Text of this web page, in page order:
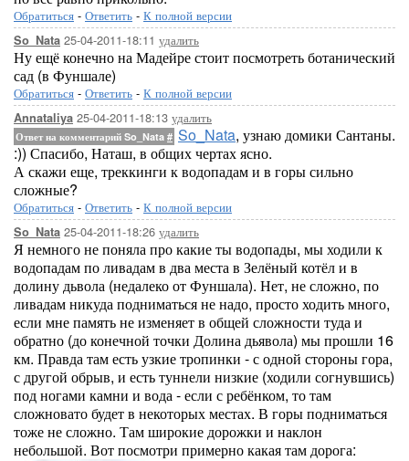
Обратиться - Ответить - К полной версии
So_Nata 25-04-2011-18:11 удалить
Ну ещё конечно на Мадейре стоит посмотреть ботанический
сад (в Фуншале)
Обратиться - Ответить - К полной версии
Annataliya 25-04-2011-18:13 удалить
Ответ на комментарий So_Nata # So_Nata, узнаю домики Сантаны.
:)) Спасибо, Наташ, в общих чертах ясно.
А скажи еще, треккинги к водопадам и в горы сильно
сложные?
Обратиться - Ответить - К полной версии
So_Nata 25-04-2011-18:26 удалить
Я немного не поняла про какие ты водопады, мы ходили к
водопадам по ливадам в два места в Зелёный котёл и в
долину дьвола (недалеко от Фуншала). Нет, не сложно, по
ливадам никуда подниматься не надо, просто ходить много,
если мне память не изменяет в общей сложности туда и
обратно (до конечной точки Долина дьявола) мы прошли 16
км. Правда там есть узкие тропинки - с одной стороны гора,
с другой обрыв, и есть туннели низкие (ходили согнувшись)
под ногами камни и вода - если с ребёнком, то там
сложновато будет в некоторых местах. В горы подниматься
тоже не сложно. Там широкие дорожки и наклон
небольшой. Вот посмотри примерно какая там дорога: